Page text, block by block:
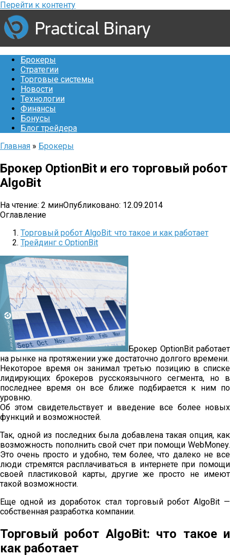
Перейти к контенту
Брокеры
Стратегии
Торговые системы
Новости
Технологии
Финансы
Бонусы
Блог трейдера
Главная » Брокеры
Брокер OptionBit и его торговый робот
AlgoBit
На чтение: 2 минОпубликовано: 12.09.2014
Оглавление
Торговый робот AlgoBit: что такое и как работает
Трейдинг с OptionBit
Брокер OptionBit работает
на рынке на протяжении уже достаточно долгого времени.
Некоторое время он занимал третью позицию в списке
лидирующих брокеров русскоязычного сегмента, но в
последнее время он все ближе подбирается к ним по
уровню.
Об этом свидетельствует и введение все более новых
функций и возможностей.
Так, одной из последних была добавлена такая опция, как
возможность пополнить свой счет при помощи WebMoney.
Это очень просто и удобно, тем более, что далеко не все
люди стремятся расплачиваться в интернете при помощи
своей пластиковой карты, другие же просто не имеют
такой возможности.
Еще одной из доработок стал торговый робот AlgoBit —
собственная разработка компании.
Торговый робот AlgoBit: что такое и
как работает